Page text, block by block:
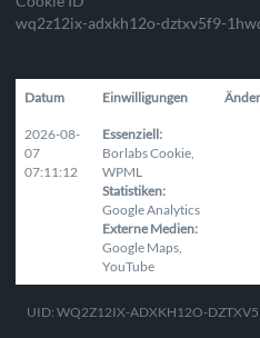
wq2z12ix-adxkh12o-dztxv5f9-
Datum Einwilligungen
2026-08-
07
07:11:12
Essenziell:
Borlabs Cookie,
WPML
Statistiken:
Google Analytics
Externe Medien:
Google Maps,
YouTube
UID: WQ2Z12IX-ADXKH12O-